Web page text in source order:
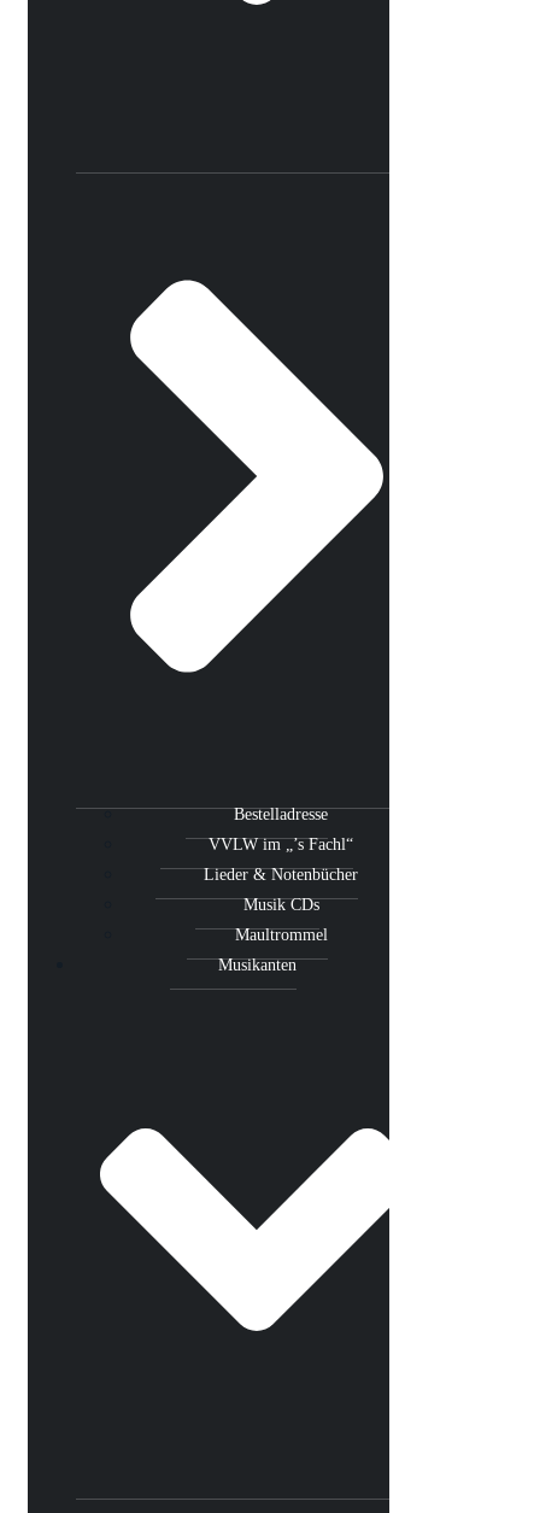
Bestelladresse
VVLW im „’s Fachl“
Lieder & Notenbücher
Musik CDs
Maultrommel
Musikanten